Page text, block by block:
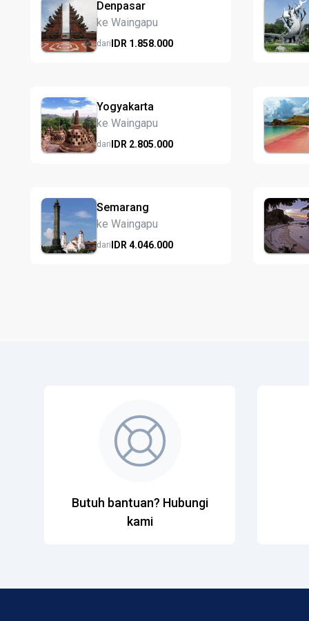
Denpasar
ke Waingapu
dariIDR 1.858.000
Yogyakarta
ke Waingapu
dariIDR 2.805.000
Semarang
ke Waingapu
dariIDR 4.046.000
Butuh bantuan? Hubungi
kami